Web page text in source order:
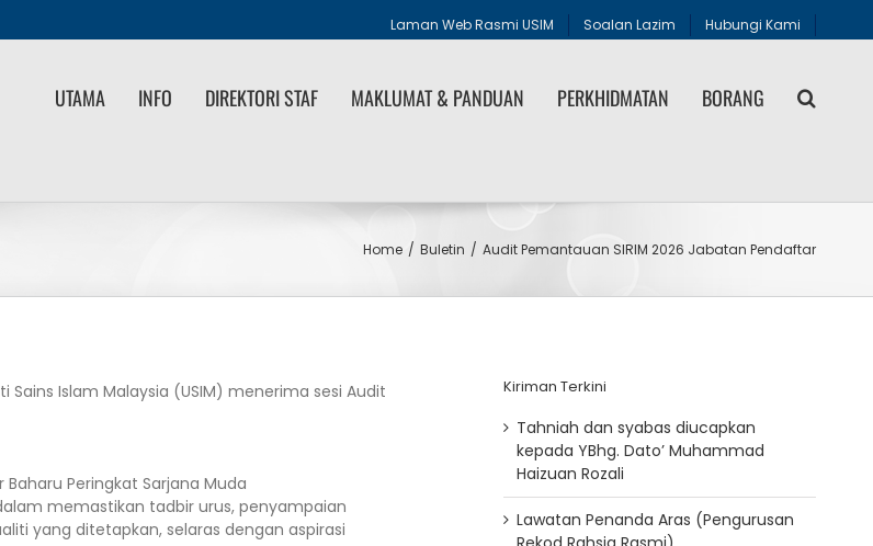
Laman Web Rasmi USIM Soalan Lazim Hubungi Kami
UTAMA INFO DIREKTORI STAF MAKLUMAT & PANDUAN PERKHIDMATAN BORANG
Home / Buletin / Audit Pemantauan SIRIM 2026 Jabatan Pendaftar
Islam Malaysia (USIM) menerima sesi Audit
Peringkat Sarjana Muda
memastikan tadbir urus, penyampaian
yang ditetapkan, selaras dengan aspirasi
Kiriman Terkini
Tahniah dan syabas diucapkan
kepada YBhg. Dato’ Muhammad
Haizuan Rozali
Lawatan Penanda Aras (Pengurusan